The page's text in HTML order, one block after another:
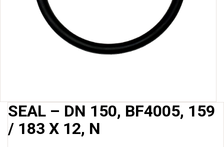
SEAL – DN 150, BF4005, 159
/ 183 X 12, N